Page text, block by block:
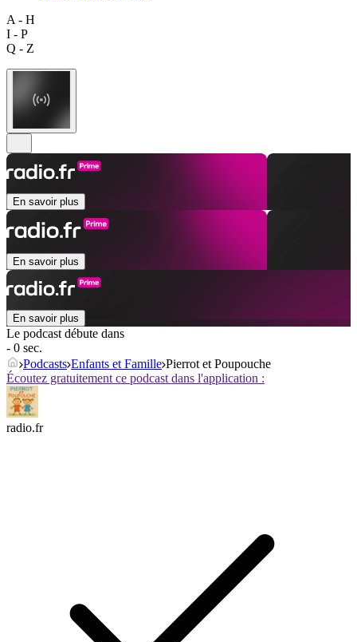
A - H
I - P
Q - Z
En savoir plus
En savoir plus
En savoir plus
Le podcast débute dans
- 0 sec.
Podcasts Enfants et Famille Pierrot et Poupouche
Écoutez gratuitement ce podcast dans l'application :
radio.fr